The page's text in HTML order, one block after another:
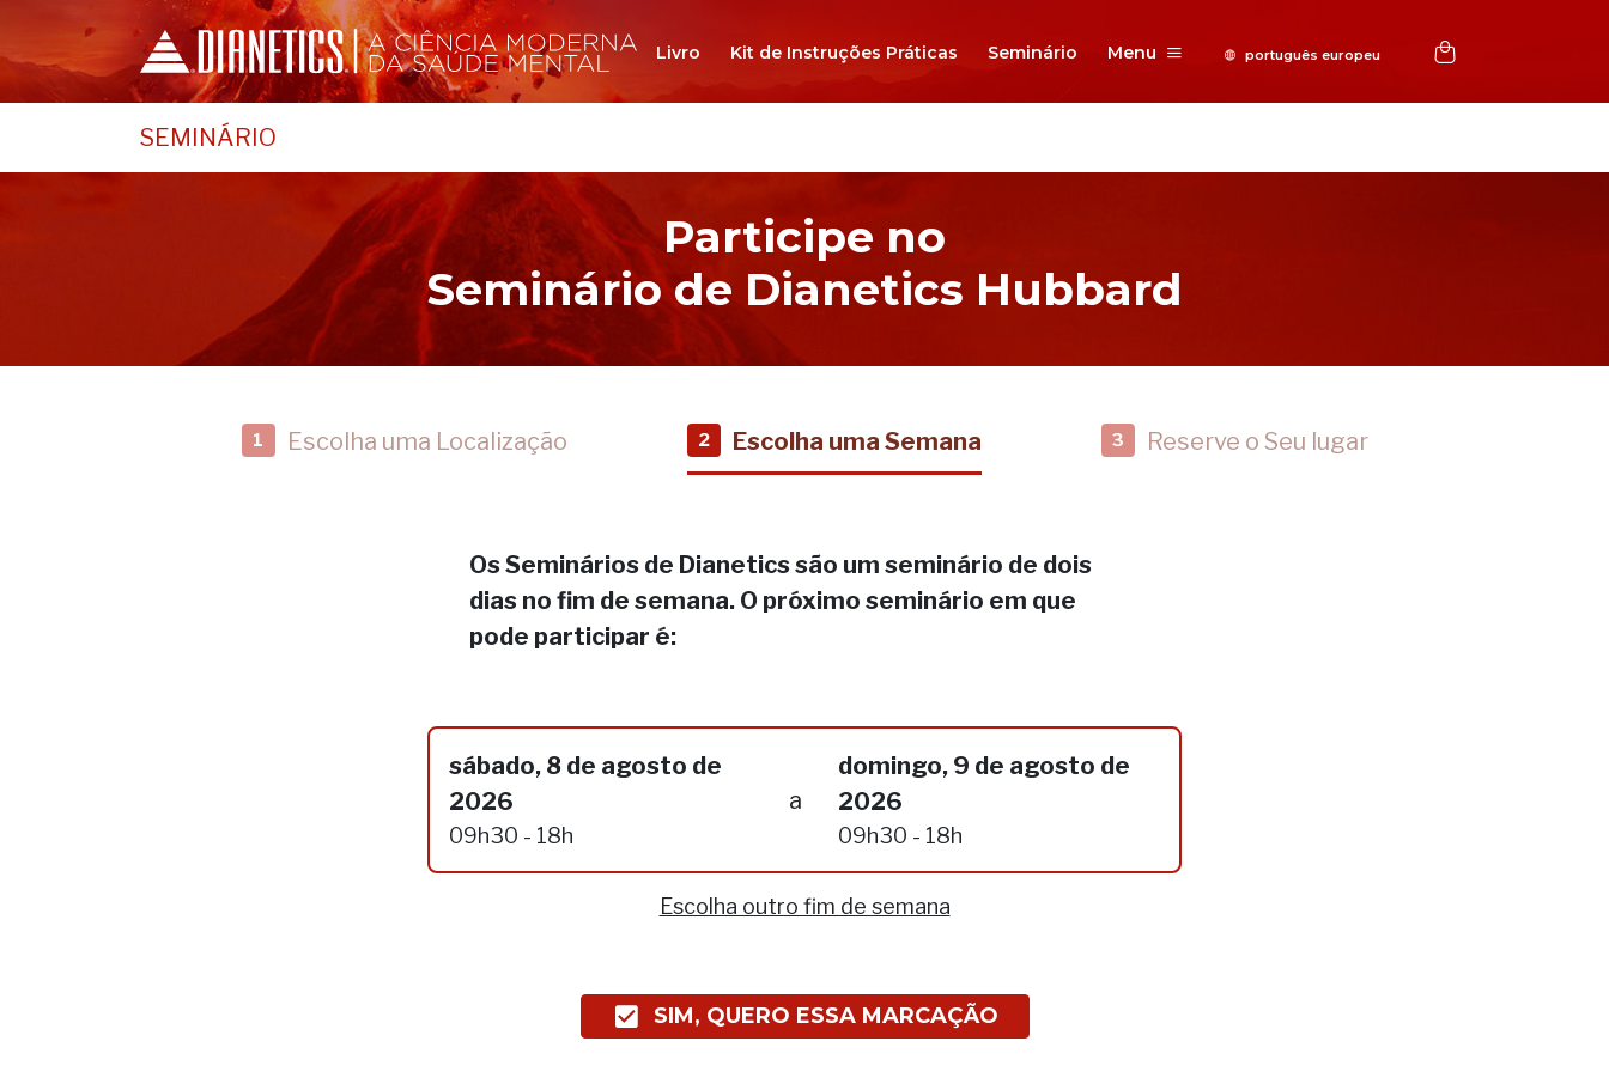
Livro Kit de Instruções Práticas Seminário Menu
SEMINÁRIO
Participe no
Seminário de Dianetics Hubbard
1 Escolha uma Localização 2 Escolha uma Semana 3 Reserve o Seu lugar
Os Seminários de Dianetics são um seminário de dois
dias no fim de semana. O próximo seminário em que
pode participar é:
sábado, 8 de agosto de
2026
09h30 - 18h
a
domingo, 9 de agosto de
2026
09h30 - 18h
Escolha outro fim de semana
SIM, QUERO ESSA MARCAÇÃO